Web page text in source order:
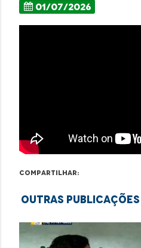
01/07/2026
Compartilhar:
Outras Publicações